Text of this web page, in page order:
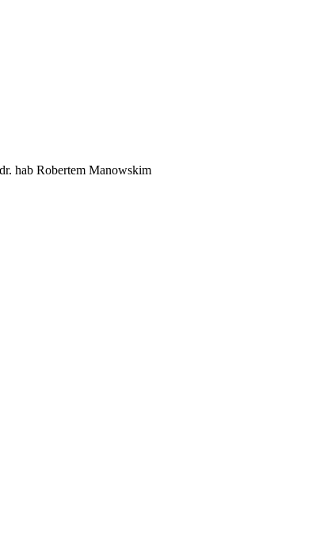
hab Robertem Manowskim